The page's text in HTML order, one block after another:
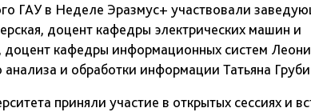
ГАУ в Неделе Эразмус+ участвовали
доцент кафедры электрических машин и
доцент кафедры информационных систем
и обработки информации Татьяна
приняли участие в открытых сессиях и